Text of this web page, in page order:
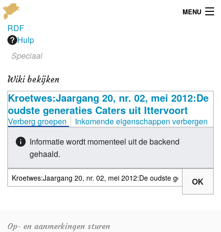
MENU
Menu
Publicaties
Dialect
Locaties
Kaarten
Overig
Verenigingsinfo
RDF
Hulp
Speciaal
Wiki bekijken
Kroetwes:Jaargang 20, nr. 02, mei 2012:De
oudste generaties Caters uit Ittervoort
Verberg groepen
Inkomende eigenschappen verbergen
Informatie wordt momenteel uit de backend
gehaald.
Op- en aanmerkingen sturen